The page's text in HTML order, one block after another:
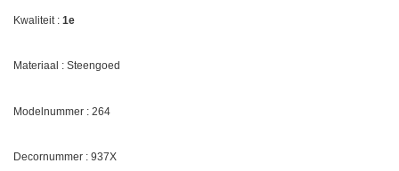
Kwaliteit : 1e
Materiaal : Steengoed
Modelnummer : 264
Decornummer : 937X